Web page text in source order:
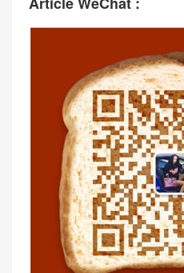
卡龍藍平底涼拖鞋
愛馬仕Hermes女士涼鞋 H型
拖鞋 鱷魚霧面 9J Fen火焰橙
中跟 平底涼拖鞋